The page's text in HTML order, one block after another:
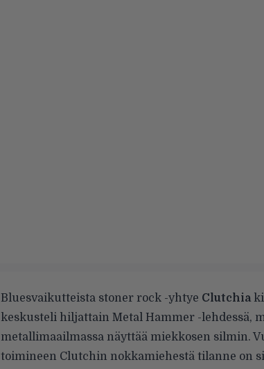
Bluesvaikutteista stoner rock -yhtye Clutchia
keskusteli hiljattain Metal Hammer -lehdessä,
metallimaailmassa näyttää miekkosen silmin.
toimineen Clutchin nokkamiehestä tilanne on